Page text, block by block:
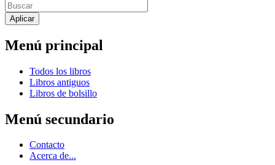
Menú principal
Todos los libros
Libros antiguos
Libros de bolsillo
Menú secundario
Contacto
Acerca de...